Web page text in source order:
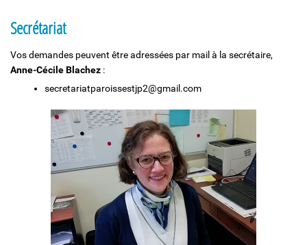
Secrétariat
Vos demandes peuvent être adressées par mail à la secrétaire,
Anne-Cécile Blachez :
secretariatparoissestjp2@gmail.com